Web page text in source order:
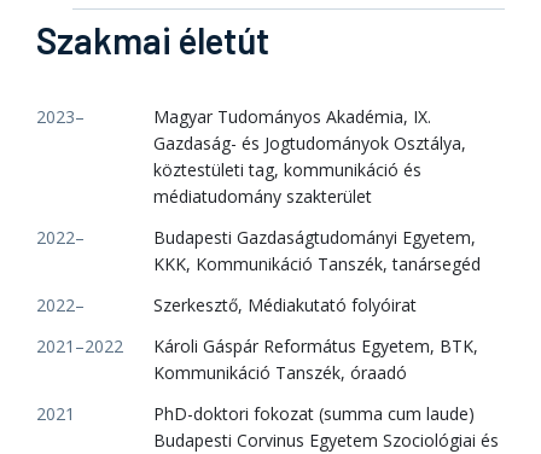
Szakmai életút
2023–
Magyar Tudományos Akadémia, IX.
Gazdaság- és Jogtudományok Osztálya,
köztestületi tag, kommunikáció és
médiatudomány szakterület
2022–
Budapesti Gazdaságtudományi Egyetem,
KKK, Kommunikáció Tanszék, tanársegéd
2022–
Szerkesztő, Médiakutató folyóirat
2021–2022
Károli Gáspár Református Egyetem, BTK,
Kommunikáció Tanszék, óraadó
2021
PhD-doktori fokozat (summa cum laude)
Budapesti Corvinus Egyetem Szociológiai és